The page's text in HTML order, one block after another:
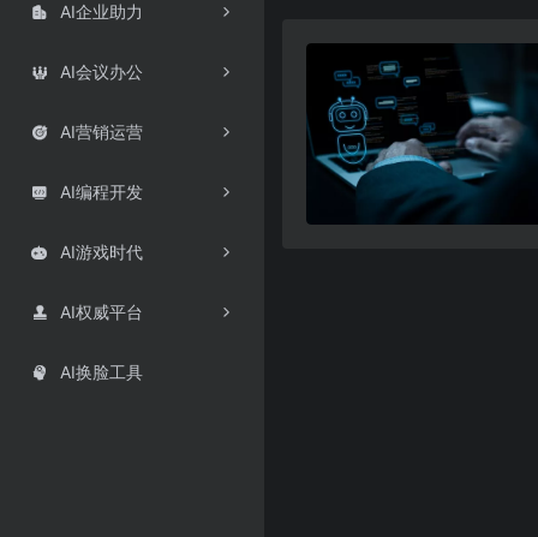
 AI企业助力
 AI会议办公
 AI营销运营
 AI编程开发
 AI游戏时代
 AI权威平台
 AI换脸工具